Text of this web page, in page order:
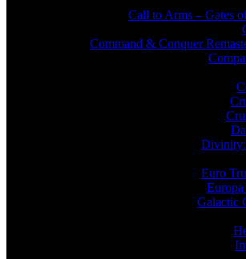
Call to Arms – Gates
Command & Conquer
Euro
Galactic